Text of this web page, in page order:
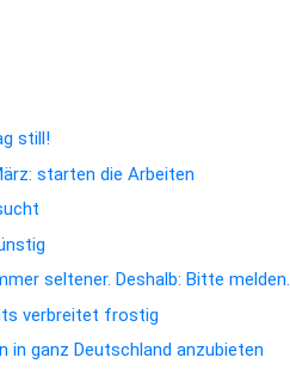
still!
starten die Arbeiten
seltener. Deshalb: Bitte melden.
verbreitet frostig
in ganz Deutschland anzubieten